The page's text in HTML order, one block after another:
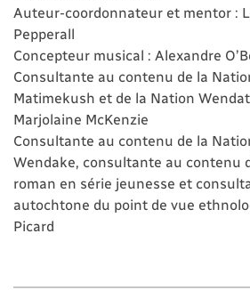
Auteur-coordonnateur et mentor :
Pepperall
Concepteur musical : Alexandre
Consultante au contenu de la
Matimekush et de la Nation
Marjolaine McKenzie
Consultante au contenu de la
Wendake, consultante au contenu
roman en série jeunesse et
autochtone du point de vue
Picard